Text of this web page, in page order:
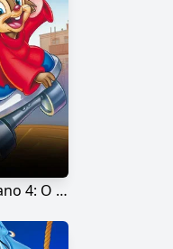
Um Conto Americano 4: O Mistério do Monstro da Noite